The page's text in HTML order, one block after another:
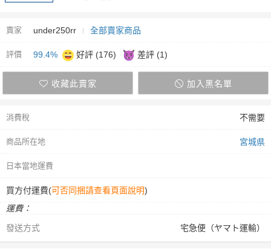
賣家 under250rr 全部賣家商品
評價 99.4% 好評 (176) 差評 (1)
收藏此賣家 加入黑名單
消費稅 不需要
商品所在地 宮城県
日本當地運費
買方付運費(可否同捆請查看頁面說明)
運費：
發送方式
宅急便（ヤマト運輸）